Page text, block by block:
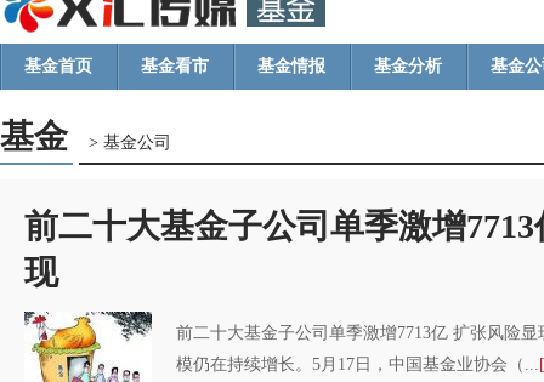
基金首页 基金看市 基金情报 基金分析 基金
基金 > 基金公司
前二十大基金子公司单季激增
现
前二十大基金子公司单季激增7713亿 扩张风险
模仍在持续增长。5月17日，中国基金业协会（...